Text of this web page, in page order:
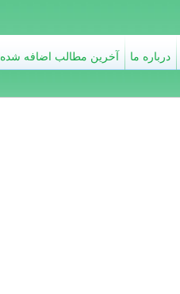
آخرین مطالب اضافه شده درباره ما